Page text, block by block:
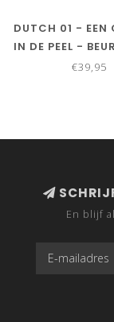
DUTCH 01 - EEN
IN DE PEEL -
€39,95
En blijf